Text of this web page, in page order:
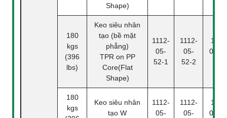
Shape)
180
kgs
(396
lbs)
Keo siêu nhân
tạo (bề mặt
phẳng)
TPR on PP
Core(Flat
Shape)
1112-
05-
52-1
1112-
05-
52-2
05-
180
kgs
Keo siêu nhân
tạo W
1112-
05-
1112-
05-
05-